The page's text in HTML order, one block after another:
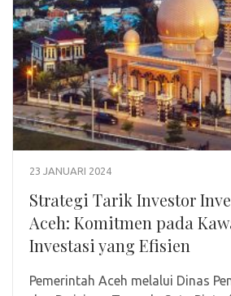
23 JANUARI 2024
Strategi Tarik Investor
Aceh: Komitmen pada
Investasi yang Efisien
Pemerintah Aceh melalui Dinas